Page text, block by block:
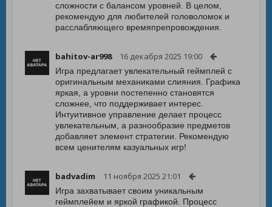
сложности с балансом уровней. В целом,
рекомендую для любителей головоломок и
расслабляющего времяпрепровождения.
bahitov-ar998 16 декабря 2025 19:00
Игра предлагает увлекательный геймплей с
оригинальным механиками слияния. Графика
яркая, а уровни постепенно становятся
сложнее, что поддерживает интерес.
Интуитивное управление делает процесс
увлекательным, а разнообразие предметов
добавляет элемент стратегии. Рекомендую
всем ценителям казуальных игр!
badvadim 11 ноября 2025 21:01
Игра захватывает своим уникальным
геймплейем и яркой графикой. Процесс